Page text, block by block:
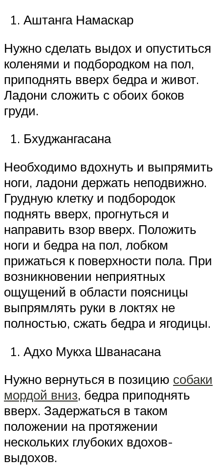
Аштанга Намаскар
Нужно сделать выдох и опуститься
коленями и подбородком на пол,
приподнять вверх бедра и живот.
Ладони сложить с обоих боков
груди.
Бхуджангасана
Необходимо вдохнуть и выпрямить
ноги, ладони держать неподвижно.
Грудную клетку и подбородок
поднять вверх, прогнуться и
направить взор вверх. Положить
ноги и бедра на пол, лобком
прижаться к поверхности пола. При
возникновении неприятных
ощущений в области поясницы
выпрямлять руки в локтях не
полностью, сжать бедра и ягодицы.
Адхо Мукха Шванасана
Нужно вернуться в позицию собаки
мордой вниз, бедра приподнять
вверх. Задержаться в таком
положении на протяжении
нескольких глубоких вдохов-
выдохов.